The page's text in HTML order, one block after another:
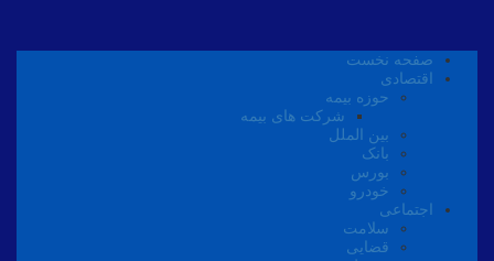
صفحه نخست
اقتصادی
حوزه بیمه
شرکت های بیمه
بین الملل
بانک
بورس
خودرو
اجتماعی
سلامت
قضایی